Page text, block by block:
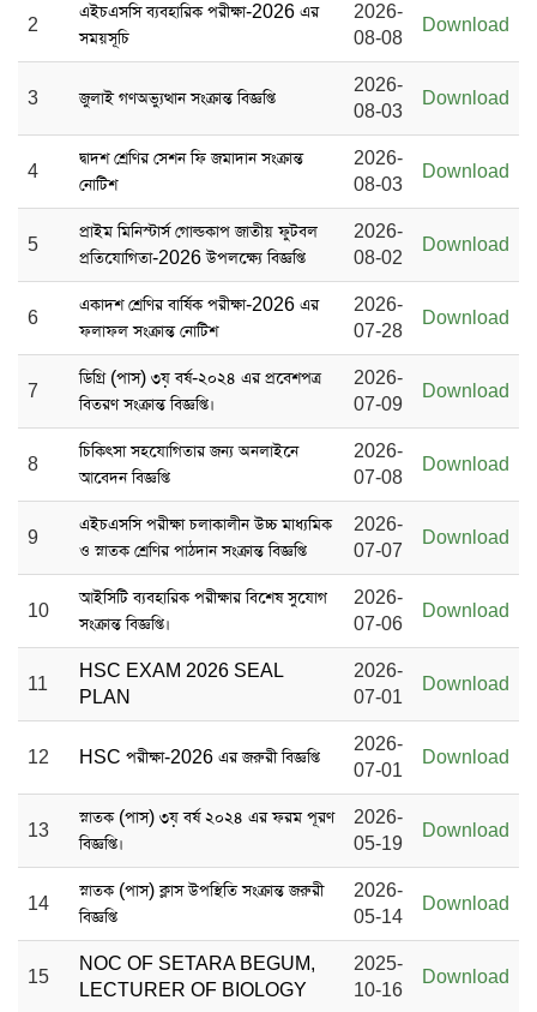
2
এইচএসসি ব্যবহারিক পরীক্ষা-2026 এর
সময়সূচি
2026-
08-08
Download
3 জুলাই গণঅভ্যুত্থান সংক্রান্ত বিজ্ঞপ্তি
2026-
08-03
Download
4
দ্বাদশ শ্রেণির সেশন ফি জমাদান সংক্রান্ত
নোটিশ
2026-
08-03
Download
5
প্রাইম মিনিস্টার্স গোল্ডকাপ জাতীয় ফুটবল
প্রতিযোগিতা-2026 উপলক্ষ্যে বিজ্ঞপ্তি
2026-
08-02
Download
6
একাদশ শ্রেণির বার্ষিক পরীক্ষা-2026 এর
ফলাফল সংক্রান্ত নোটিশ
2026-
07-28
Download
7
ডিগ্রি (পাস) ৩য় বর্ষ-২০২৪ এর প্রবেশপত্র
বিতরণ সংক্রান্ত বিজ্ঞপ্তি।
2026-
07-09
Download
8
চিকিৎসা সহযোগিতার জন্য অনলাইনে
আবেদন বিজ্ঞপ্তি
2026-
07-08
Download
9
এইচএসসি পরীক্ষা চলাকালীন উচ্চ মাধ্যমিক
ও স্নাতক শ্রেণির পাঠদান সংক্রান্ত বিজ্ঞপ্তি
2026-
07-07
Download
10
আইসিটি ব্যবহারিক পরীক্ষার বিশেষ সুযোগ
সংক্রান্ত বিজ্ঞপ্তি।
2026-
07-06
Download
11
HSC EXAM 2026 SEAL
PLAN
2026-
07-01
Download
12 HSC পরীক্ষা-2026 এর জরুরী বিজ্ঞপ্তি
2026-
07-01
Download
13
স্নাতক (পাস) ৩য় বর্ষ ২০২৪ এর ফরম পূরণ
বিজ্ঞপ্তি।
2026-
05-19
Download
14
স্নাতক (পাস) ক্লাস উপস্থিতি সংক্রান্ত জরুরী
বিজ্ঞপ্তি
2026-
05-14
Download
15
NOC OF SETARA BEGUM,
LECTURER OF BIOLOGY
2025-
10-16
Download